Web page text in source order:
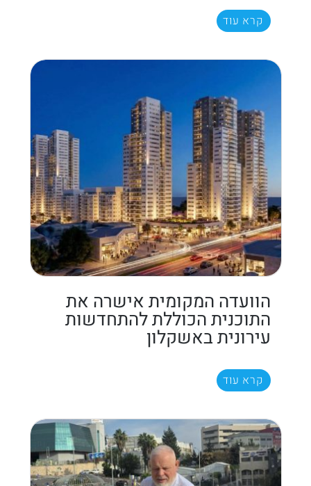
קרא עוד
הוועדה המקומית אישרה את
התוכנית הכוללת להתחדשות
עירונית באשקלון
קרא עוד